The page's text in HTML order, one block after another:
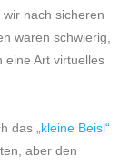
nach sicheren
waren schwierig,
eine Art virtuelles
das
„kleine Beisl“
aber den